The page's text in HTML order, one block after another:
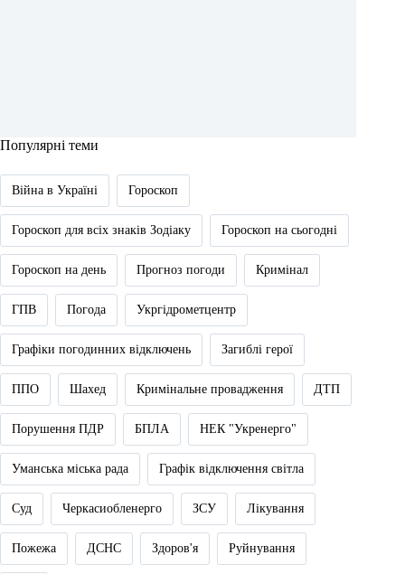
Популярні теми
Війна в Україні Гороскоп
Гороскоп для всіх знаків Зодіаку Гороскоп на сьогодні
Гороскоп на день Прогноз погоди Кримінал
ГПВ Погода Укргідрометцентр
Графіки погодинних відключень Загиблі герої
ППО Шахед Кримінальне провадження ДТП
Порушення ПДР БПЛА НЕК "Укренерго"
Уманська міська рада Графік відключення світла
Суд Черкасиобленерго ЗСУ Лікування
Пожежа ДСНС Здоров'я Руйнування